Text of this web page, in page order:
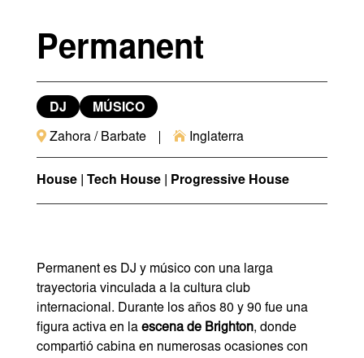
Permanent
DJ MÚSICO
 Zahora / Barbate  Inglaterra
House | Tech House | Progressive House
Permanent es DJ y músico con una larga
trayectoria vinculada a la cultura club
internacional. Durante los años 80 y 90 fue una
figura activa en la escena de Brighton, donde
compartió cabina en numerosas ocasiones con